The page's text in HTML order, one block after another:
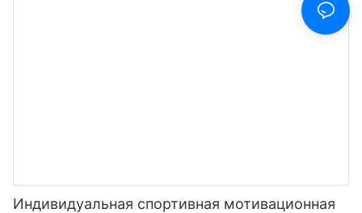
Индивидуальная спортивная мотивационная